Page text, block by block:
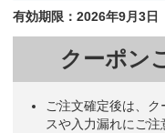
有効期限：2026年9月3日
クーポン
ご注文確定後は、
スや入力漏れにご注